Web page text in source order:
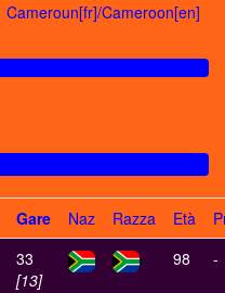
Cameroun[fr]/Cameroon[en]
Gare Naz Razza Età
33
[13]
98 -